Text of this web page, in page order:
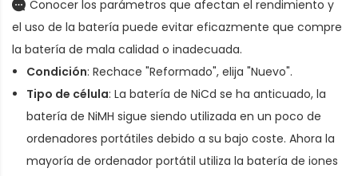
Conocer los parámetros que afectan el rendimiento y
el uso de la batería puede evitar eficazmente que compre
la batería de mala calidad o inadecuada.
Condición: Rechace "Reformado", elija "Nuevo".
Tipo de célula: La batería de NiCd se ha anticuado, la
batería de NiMH sigue siendo utilizada en un poco de
ordenadores portátiles debido a su bajo coste. Ahora la
mayoría de ordenador portátil utiliza la batería de iones